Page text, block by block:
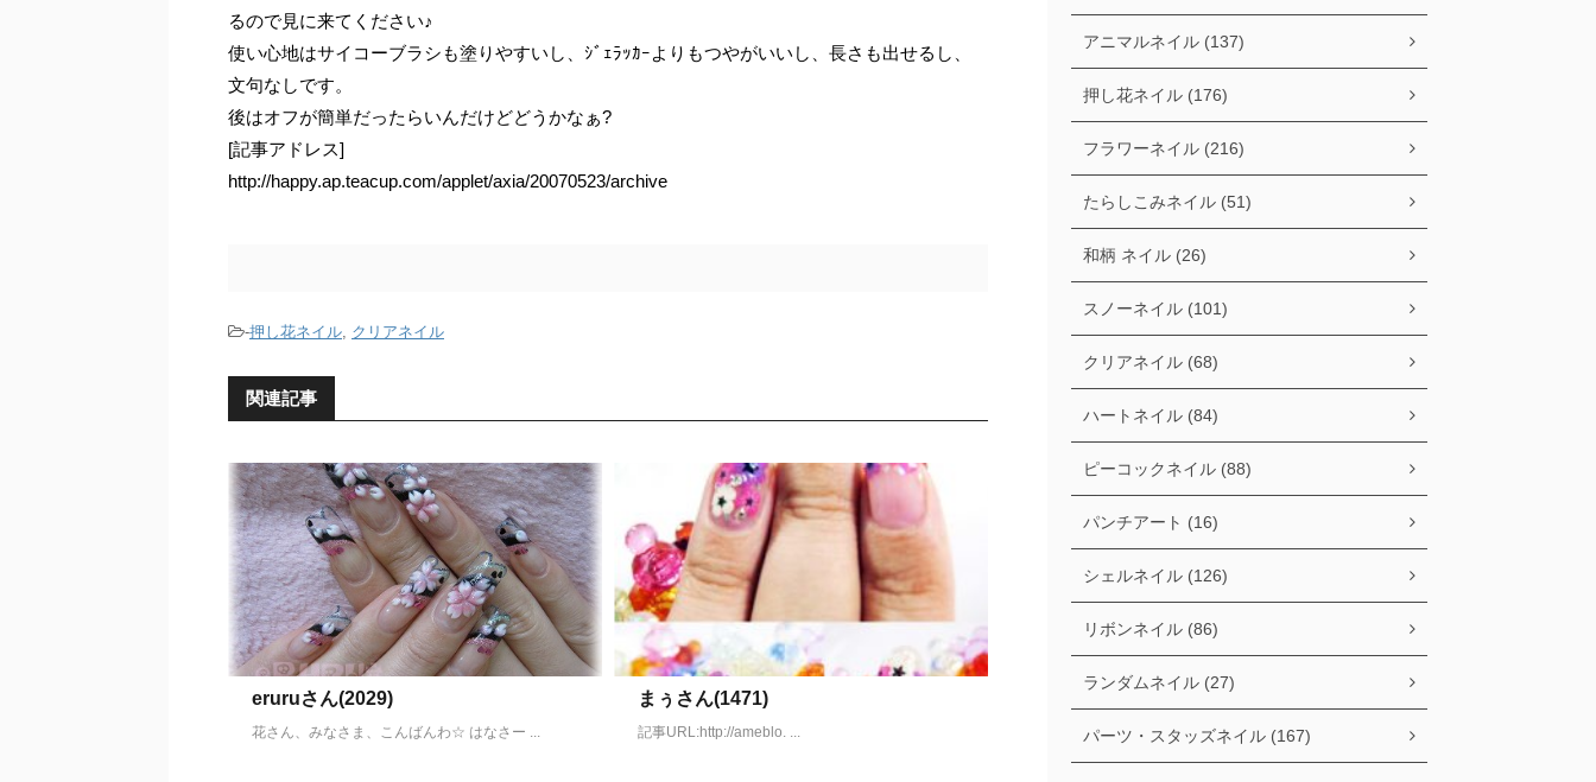
るので見に来てください♪
使い心地はサイコーブラシも塗りやすいし、ｼﾞｪﾗｯｶｰよりもつやがいいし、長さも出せるし、
文句なしです。
後はオフが簡単だったらいんだけどどうかなぁ?
[記事アドレス]
http://happy.ap.teacup.com/applet/axia/20070523/archive
-押し花ネイル, クリアネイル
関連記事
eruruさん(2029)
花さん、みなさま、こんばんわ☆ はなさー ...
まぅさん(1471)
記事URL:http://ameblo. ...
アニマルネイル (137)
押し花ネイル (176)
フラワーネイル (216)
たらしこみネイル (51)
和柄 ネイル (26)
スノーネイル (101)
クリアネイル (68)
ハートネイル (84)
ピーコックネイル (88)
パンチアート (16)
シェルネイル (126)
リボンネイル (86)
ランダムネイル (27)
パーツ・スタッズネイル (167)